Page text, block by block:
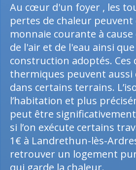
Au cœur d'un foyer , les
pertes de chaleur peuvent
monnaie courante à
de l'air et de l'eau ainsi
construction adoptés. Ces
thermiques peuvent
dans certains terrains.
l’habitation et plus
peut être
si l’on exécute certains
1€ à Landrethun-lès-
retrouver un logement
qui garde la chaleur.